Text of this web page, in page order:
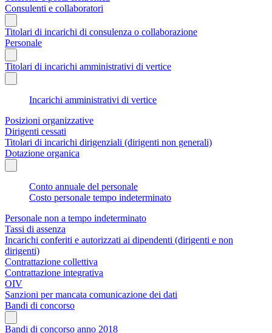
Consulenti e collaboratori
Titolari di incarichi di consulenza o collaborazione
Personale
Titolari di incarichi amministrativi di vertice
Incarichi amministrativi di vertice
Posizioni organizzative
Dirigenti cessati
Titolari di incarichi dirigenziali (dirigenti non generali)
Dotazione organica
Conto annuale del personale
Costo personale tempo indeterminato
Personale non a tempo indeterminato
Tassi di assenza
Incarichi conferiti e autorizzati ai dipendenti (dirigenti e non
dirigenti)
Contrattazione collettiva
Contrattazione integrativa
OIV
Sanzioni per mancata comunicazione dei dati
Bandi di concorso
Bandi di concorso anno 2018